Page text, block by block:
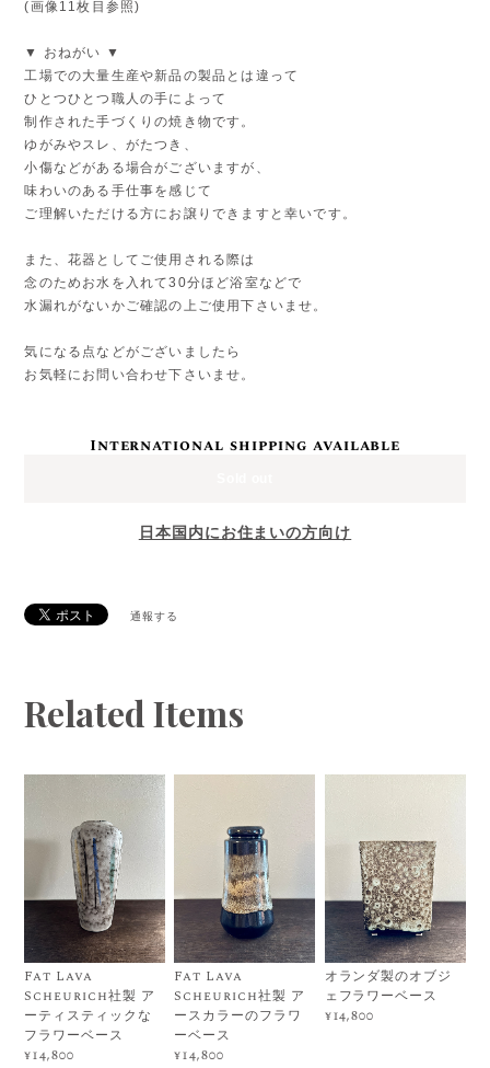
(画像11枚目参照)
▼ おねがい ▼
工場での大量生産や新品の製品とは違って
ひとつひとつ職人の手によって
制作された手づくりの焼き物です。
ゆがみやスレ、がたつき、
小傷などがある場合がございますが、
味わいのある手仕事を感じて
ご理解いただける方にお譲りできますと幸いです。
また、花器としてご使用される際は
念のためお水を入れて30分ほど浴室などで
水漏れがないかご確認の上ご使用下さいませ。
気になる点などがございましたら
お気軽にお問い合わせ下さいませ。
International shipping available
日本国内にお住まいの方向け
通報する
Related Items
Fat Lava
Scheurich社製 ア
ーティスティックな
フラワーベース
¥14,800
Fat Lava
Scheurich社製 ア
ースカラーのフラワ
ーベース
¥14,800
オランダ製のオブジ
ェフラワーベース
¥14,800